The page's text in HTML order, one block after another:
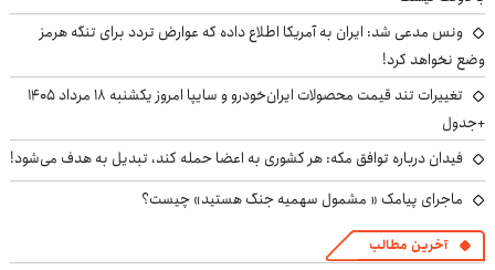
ونس مدعی شد: ایران به آمریکا اطلاع داده که عوارض تردد برای تنگه هرمز
وضع نخواهد کرد!
تغییرات تند قیمت محصولات ایران‌خودرو و سایپا امروز یکشنبه ۱۸ مرداد ۱۴۰۵
+جدول
فیدان درباره توافق مکه: هر کشوری به اعضا حمله کند، تبدیل به هدف می‌شود!
ماجرای پیامک « مشمول سهمیه جنگ هستید» چیست؟
آخرین مطالب